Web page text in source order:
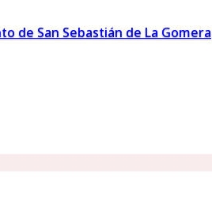
de San Sebastián de La Gomera